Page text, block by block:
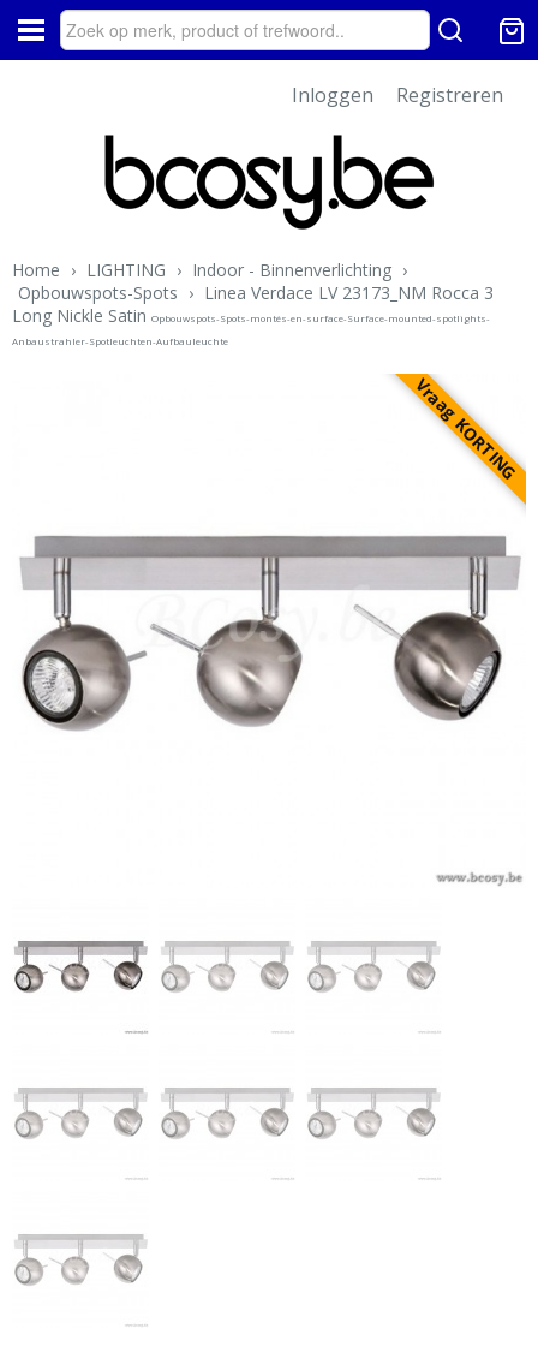
Inloggen Registreren
Home › LIGHTING › Indoor - Binnenverlichting ›
Opbouwspots-Spots › Linea Verdace LV 23173_NM Rocca 3
Long Nickle Satin Opbouwspots-Spots-montés-en-surface-Surface-mounted-spotlights-
Anbaustrahler-Spotleuchten-Aufbauleuchte
Vraag KORTING